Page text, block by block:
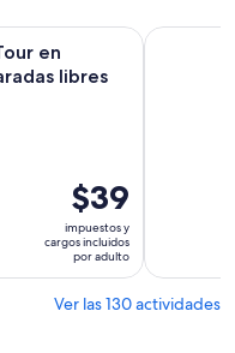
en
libres
El
precio
es
de
por
$39
impuestos y
cargos incluidos
por adulto
paradas libres por la
Tour para
Ver las 130 actividades